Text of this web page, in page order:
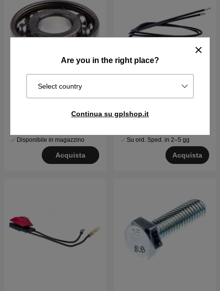
Are you in the right place?
Select country
Continua su gplshop.it
Cuscinetto a sfere 24X9X7
Disponibile in magazzino
Acquista
Filo Del Gas 5021645-01
Su ord. Sped. in 2–5 gg
Acquista